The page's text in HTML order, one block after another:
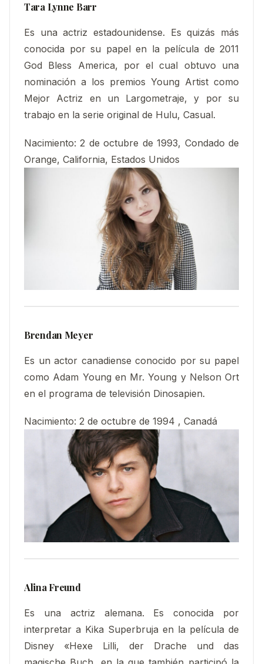
Tara Lynne Barr
Es una actriz estadounidense. Es quizás más
conocida por su papel en la película de 2011
God Bless America, por el cual obtuvo una
nominación a los premios Young Artist como
Mejor Actriz en un Largometraje, y por su
trabajo en la serie original de Hulu, Casual.​
Nacimiento: 2 de octubre de 1993, Condado de
Orange, California, Estados Unidos
Brendan Meyer
Es un actor canadiense conocido por su papel
como Adam Young en Mr. Young y Nelson Ort
en el programa de televisión Dinosapien.
Nacimiento: 2 de octubre de 1994 , Canadá
Alina Freund
Es una actriz alemana. Es conocida por
interpretar a Kika Superbruja en la película de
Disney «Hexe Lilli, der Drache und das